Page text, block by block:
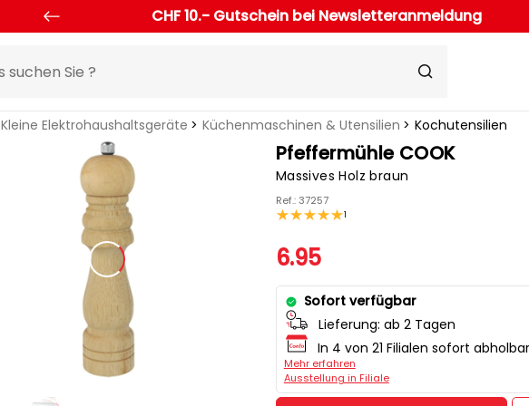
CHF 10.- Gutschein bei Newsletteranmeldung
Kleine Elektrohaushaltsgeräte Küchenmaschinen & Utensilien Kochutensilien
Pfeffermühle COOK
Massives Holz braun
Ref.: 37257
1
6.95
Sofort verfügbar
Lieferung: ab 2 Tagen
In 4 von 21 Filialen sofort abholbar
Mehr erfahren
Ausstellung in Filiale